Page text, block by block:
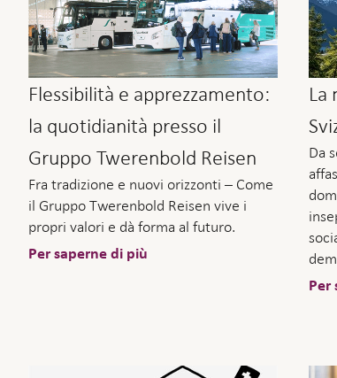
Flessibilità e apprezzamento:
la quotidianità presso il
Gruppo Twerenbold Reisen
Fra tradizione e nuovi orizzonti – Come
il Gruppo Twerenbold Reisen vive i
propri valori e dà forma al futuro.
Per saperne di più
La
Da
Per